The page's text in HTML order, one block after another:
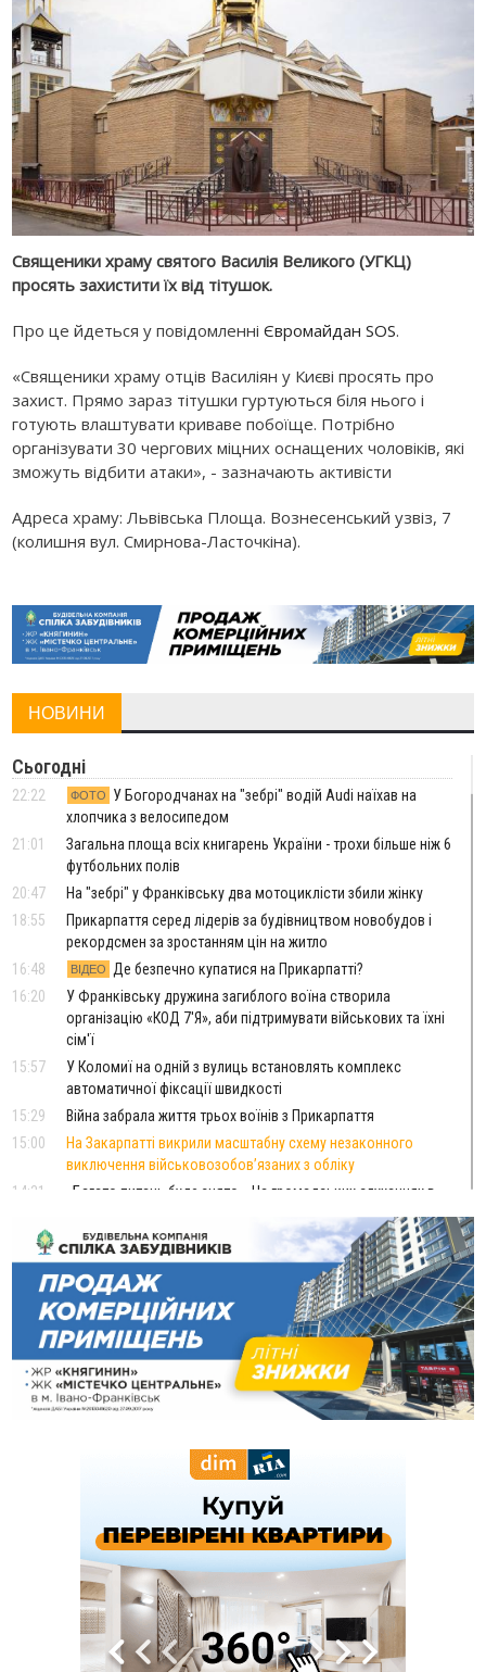
Священики храму святого Василія Великого (УГКЦ)
просять захистити їх від тітушок.
Про це йдеться у повідомленніЄвромайдан SOS.
«Священики храму отців Василіян у Києві просять про
захист. Прямо зараз тітушки гуртуються біля нього і
готують влаштувати криваве побоїще. Потрібно
організувати 30 чергових міцних оснащених чоловіків, які
зможуть відбити атаки», - зазначають активісти
Адреса храму: Львівська Площа. Вознесенський узвіз, 7
(колишня вул. Смирнова-Ласточкіна).
НОВИНИ
Сьогодні
22:22 ФОТО
У Богородчанах на "зебрі" водій Audi наїхав на
хлопчика з велосипедом
21:01
Загальна площа всіх книгарень України - трохи більше ніж 6
футбольних полів
20:47
На "зебрі" у Франківську два мотоциклісти збили жінку
18:55
Прикарпаття серед лідерів за будівництвом новобудов і
рекордсмен за зростанням цін на житло
16:48
ВІДЕО
Де безпечно купатися на Прикарпатті?
16:20
У Франківську дружина загиблого воїна створила
організацію «КОД 7'Я», аби підтримувати військових та їхні
сім'ї
15:57
У Коломиї на одній з вулиць встановлять комплекс
автоматичної фіксації швидкості
15:29
Війна забрала життя трьох воїнів з Прикарпаття
15:00
На Закарпатті викрили масштабну схему незаконного
виключення військовозобов’язаних з обліку
14:31
«Багато питань буде знято». На громадських слуханнях в
Яремче обговорили, як вирішити питання джипінгу в
Карпатах
13:54
5 «тихих» хвороб, які виявляє профілактичне обстеження
13:30
ФОТО На Надрічній тривають останні приготування до
нового руху
12:57
У Франківську зафіксували найбільшу спеку за всю історію
спостережень
12:24
Лікування наркоманії Київ: чому важливо розпочати
терапію якомога раніше
тисяч гривень у валюті, засудили до 5 років
Податкова передасть в Міноборони для "Оберегу" дані про
чоловіків 18–60 років
Водійка, яку на Сухомлинського побив інший керманич,
відмовилася від обвинувачення — справу закрили
У Франківську, Коломиї, Долині та Яремче 6 серпня
зафіксували рекордну спеку
Змушував надсилати інтимні фото: на Прикарпатті
затримали підозрюваного у розбещенні малолітньої